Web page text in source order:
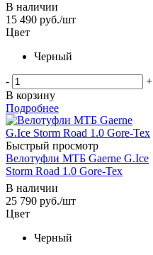
В наличии
15 490 руб./шт
Цвет
Черный
-
+
В корзину
Подробнее
Быстрый просмотр
Велотуфли МТБ Gaerne G.Ice
Storm Road 1.0 Gore-Tex
В наличии
25 790 руб./шт
Цвет
Черный